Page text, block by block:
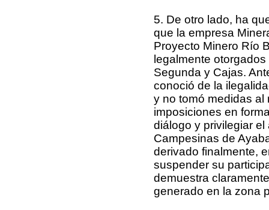
5. De otro lado, ha
que la empresa
Proyecto Minero Río
legalmente
Segunda y Cajas.
conoció de la
y no tomó medidas al
imposiciones en
diálogo y privilegiar
Campesinas de
derivado finalmente,
suspender su
demuestra
generado en la zona